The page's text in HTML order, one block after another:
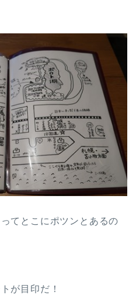
てとこにポツンとあるの
が目印だ！